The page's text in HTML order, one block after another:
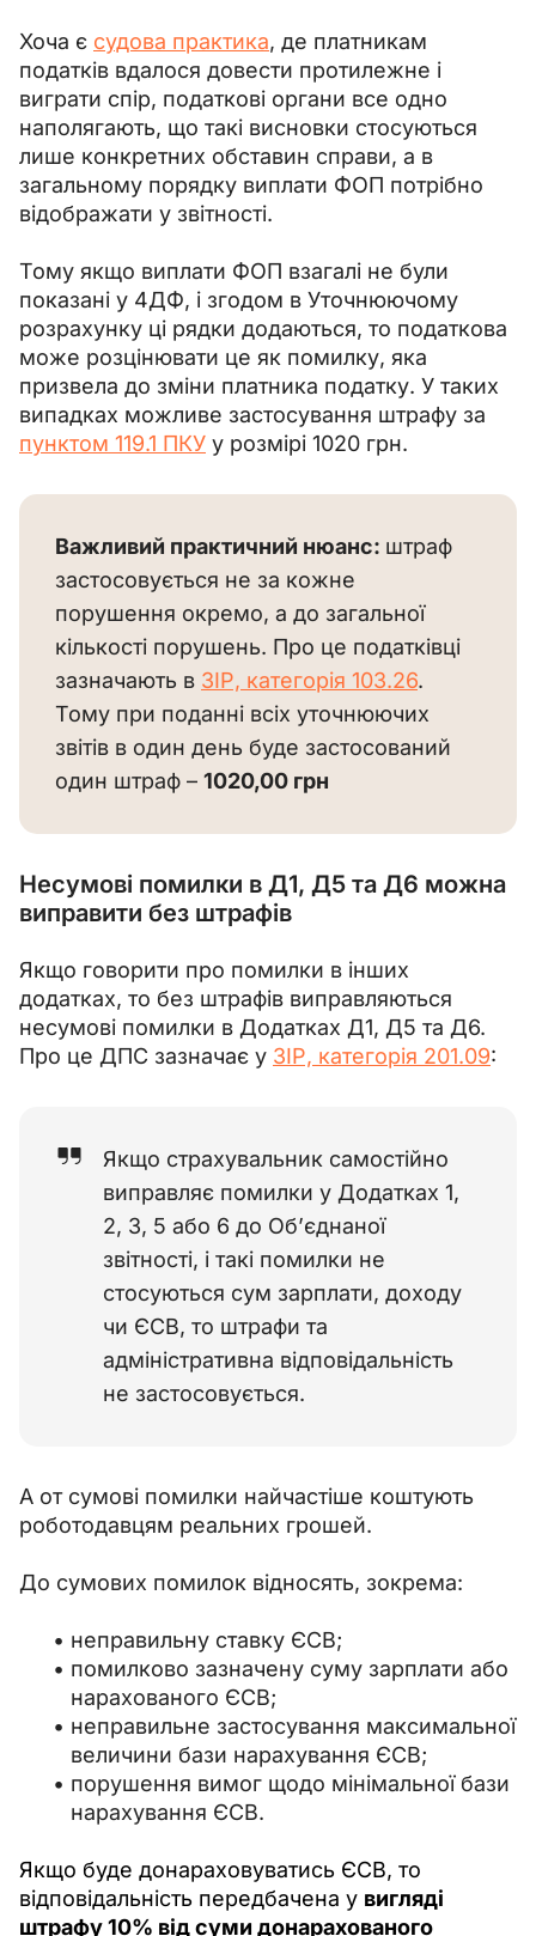
Хоча є судова практика, де платникам
податків вдалося довести протилежне і
виграти спір, податкові органи все одно
наполягають, що такі висновки стосуються
лише конкретних обставин справи, а в
загальному порядку виплати ФОП потрібно
відображати у звітності.
Тому якщо виплати ФОП взагалі не були
показані у 4ДФ, і згодом в Уточнюючому
розрахунку ці рядки додаються, то податкова
може розцінювати це як помилку, яка
призвела до зміни платника податку. У таких
випадках можливе застосування штрафу за
пунктом 119.1 ПКУ у розмірі 1020 грн.
Важливий практичний нюанс: штраф
застосовується не за кожне
порушення окремо, а до загальної
кількості порушень. Про це податківці
зазначають в ЗІР, категорія 103.26.
Тому при поданні всіх уточнюючих
звітів в один день буде застосований
один штраф – 1020,00 грн
Несумові помилки в Д1, Д5 та Д6 можна
виправити без штрафів
Якщо говорити про помилки в інших
додатках, то без штрафів виправляються
несумові помилки в Додатках Д1, Д5 та Д6.
Про це ДПС зазначає у ЗІР, категорія 201.09:
Якщо страхувальник самостійно
виправляє помилки у Додатках 1,
2, 3, 5 або 6 до Об’єднаної
звітності, і такі помилки не
стосуються сум зарплати, доходу
чи ЄСВ, то штрафи та
адміністративна відповідальність
не застосовується.
А от сумові помилки найчастіше коштують
роботодавцям реальних грошей.
До сумових помилок відносять, зокрема:
неправильну ставку ЄСВ;
помилково зазначену суму зарплати або
нарахованого ЄСВ;
неправильне застосування максимальної
величини бази нарахування ЄСВ;
порушення вимог щодо мінімальної бази
нарахування ЄСВ.
Якщо буде донараховуватись ЄСВ, то
відповідальність передбачена у вигляді
штрафу 10% від суми донарахованого